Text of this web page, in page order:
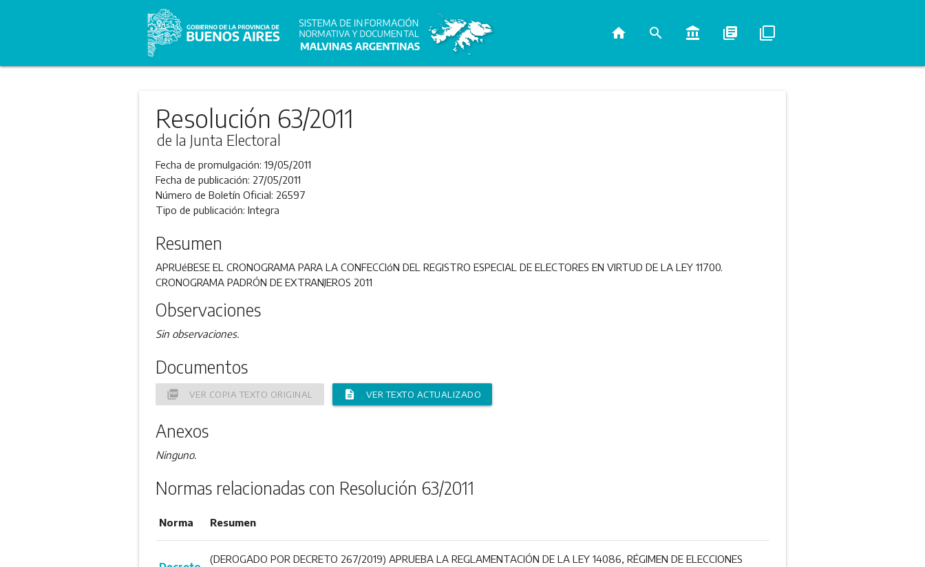
home search account_balance library_books filter_none
Resolución 63/2011
de la Junta Electoral
Fecha de promulgación: 19/05/2011
Fecha de publicación: 27/05/2011
Número de Boletín Oficial: 26597
Tipo de publicación: Integra
Resumen
APRUéBESE EL CRONOGRAMA PARA LA CONFECCIóN DEL REGISTRO ESPECIAL DE ELECTORES EN VIRTUD DE LA LEY 11700.
CRONOGRAMA PADRÓN DE EXTRANJEROS 2011
Observaciones
Sin observaciones.
Documentos
picture_as_pdf VER COPIA TEXTO ORIGINAL description VER TEXTO ACTUALIZADO
Anexos
Ninguno.
Normas relacionadas con Resolución 63/2011
Norma Resumen
(DEROGADO POR DECRETO 267/2019) APRUEBA LA REGLAMENTACIÓN DE LA LEY 14086, RÉGIMEN DE ELECCIONES